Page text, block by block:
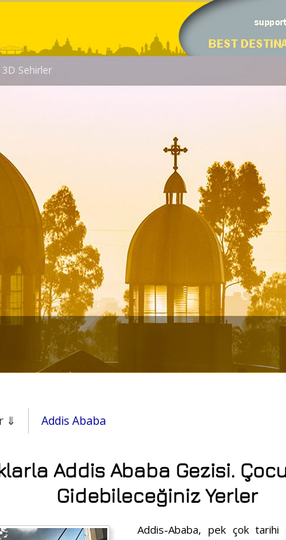
3D Sehirler
⇓ Addis Ababa
Addis Ababa Gezisi.
Gidebileceğiniz Yerler
Addis-Ababa, pek çok tarihi